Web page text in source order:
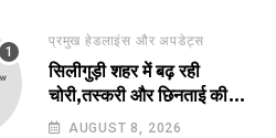
प्रमुख हेडलाइंस और अपडेट्स
सिलीगुड़ी शहर में बढ़ रही
चोरी,तस्करी और छिनताई की
घटनाएं!
AUGUST 8, 2026